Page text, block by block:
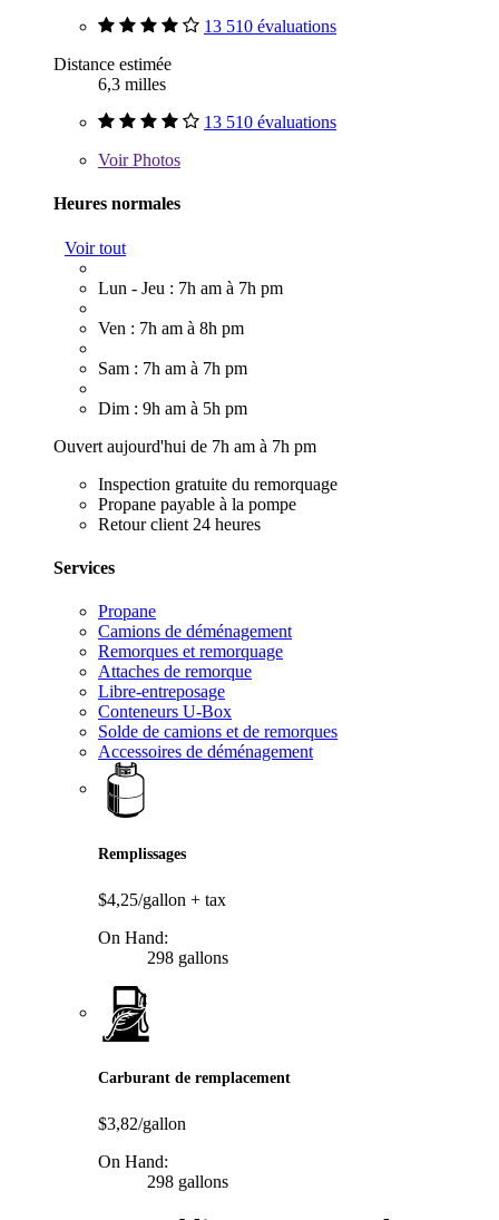
13 510 évaluations
Distance estimée
6,3 milles
13 510 évaluations
VoirPhotos
Heures normales
Voir tout
Lun - Jeu : 7h am à 7h pm
Ven : 7h am à 8h pm
Sam : 7h am à 7h pm
Dim : 9h am à 5h pm
Ouvert aujourd'hui de 7h am à 7h pm
Inspection gratuite du remorquage
Propane payable à la pompe
Retour client 24 heures
Services
Propane
Camions de déménagement
Remorques et remorquage
Attaches de remorque
Libre-entreposage
Conteneurs U-Box
Solde de camions et de remorques
Accessoires de déménagement
Remplissages
$4,25/gallon + tax
On Hand:
298 gallons
Carburant de remplacement
$3,82/gallon
On Hand:
298 gallons